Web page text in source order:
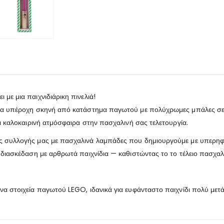
μια παιχνιδιάρικη πινελιά!
υπέροχη σκηνή από κατάστημα παγωτού με πολύχρωμες
ατμόσφαιρα στην πασχαλινή σας τελετουργία.
μας με πασχαλινά λαμπάδες που δημιουργούμε με
με αρθρωτά παιχνίδια — καθιστώντας το το τέλειο
παγωτού LEGO, ιδανικά για ευφάνταστο παιχνίδι πολύ